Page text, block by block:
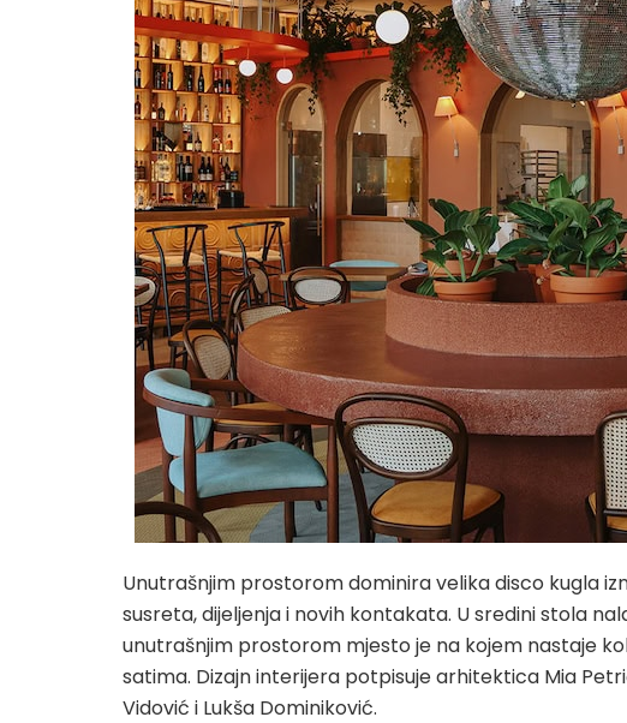
Unutrašnjim prostorom dominira velika disco kugla
susreta, dijeljenja i novih kontakata. U sredini stola
unutrašnjim prostorom mjesto je na kojem nastaje
satima. Dizajn interijera potpisuje arhitektica Mia
Vidović i Lukša Dominiković.